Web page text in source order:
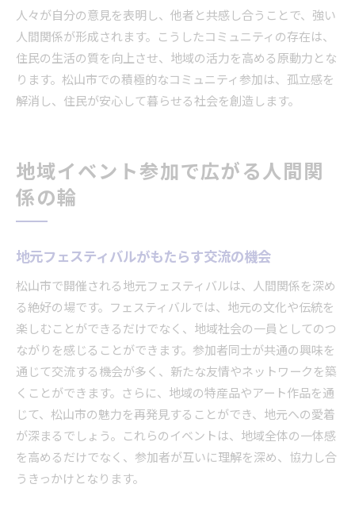
人々が自分の意見を表明し、他者と共感し合うことで、強い
人間関係が形成されます。こうしたコミュニティの存在は、
住民の生活の質を向上させ、地域の活力を高める原動力とな
ります。松山市での積極的なコミュニティ参加は、孤立感を
解消し、住民が安心して暮らせる社会を創造します。
地域イベント参加で広がる人間関
係の輪
地元フェスティバルがもたらす交流の機会
松山市で開催される地元フェスティバルは、人間関係を深め
る絶好の場です。フェスティバルでは、地元の文化や伝統を
楽しむことができるだけでなく、地域社会の一員としてのつ
ながりを感じることができます。参加者同士が共通の興味を
通じて交流する機会が多く、新たな友情やネットワークを築
くことができます。さらに、地域の特産品やアート作品を通
じて、松山市の魅力を再発見することができ、地元への愛着
が深まるでしょう。これらのイベントは、地域全体の一体感
を高めるだけでなく、参加者が互いに理解を深め、協力し合
うきっかけとなります。